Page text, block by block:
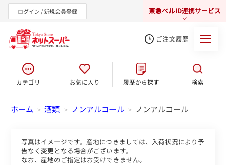
ログイン / 新規会員登録 東急ベルID連携サービス
東急オンラインショップ
ご注文履歴
カテゴリ お気に入り 履歴から探す 検索
ホーム > 酒類 > ノンアルコール > ノンアルコール
写真はイメージです。産地につきましては、入荷状況により予
告なく変更となる場合がございます。
なお、産地のご指定はお受けできません。